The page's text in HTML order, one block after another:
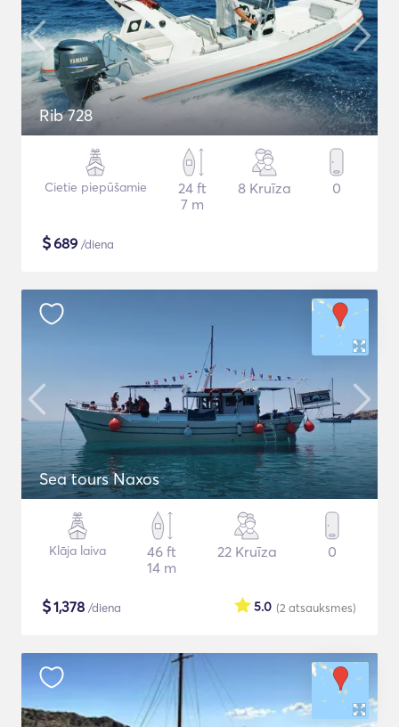
Rib 728
Cietie piepūšamie
24 ft
7 m
8 Kruīza 0
$689 /diena
Sea tours Naxos
Klāja laiva
46 ft
14 m
22 Kruīza 0
$1,378 /diena (2 atsauksmes)
5.0